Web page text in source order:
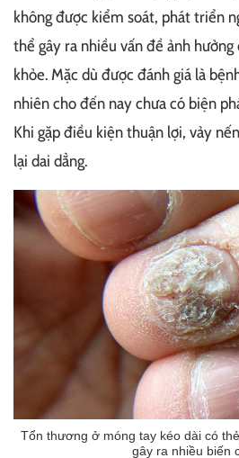
không được kiểm soát, phát triển
thể gây ra nhiều vấn đề ảnh hưởng
khỏe. Mặc dù được đánh giá là
nhiên cho đến nay chưa có biện
Khi gặp điều kiện thuận lợi, vảy
lại dai dẳng.
Tổn thương ở móng tay kéo dài có
gây ra nhiều biến